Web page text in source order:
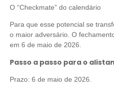
O “Checkmate” do calendário
Para que esse potencial se
o maior adversário. O
em 6 de maio de 2026.
Passo a passo para o
Prazo: 6 de maio de 2026.